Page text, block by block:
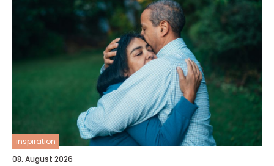
inspiration
08. August 2026